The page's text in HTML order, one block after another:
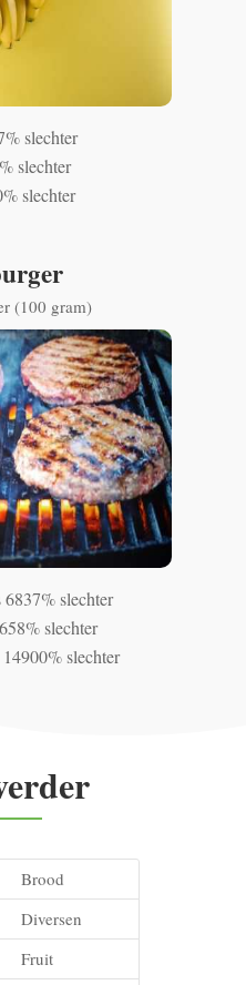
slechter
slechter
slechter
(100 gram)
slechter
slechter
slechter
Brood
Diversen
Fruit